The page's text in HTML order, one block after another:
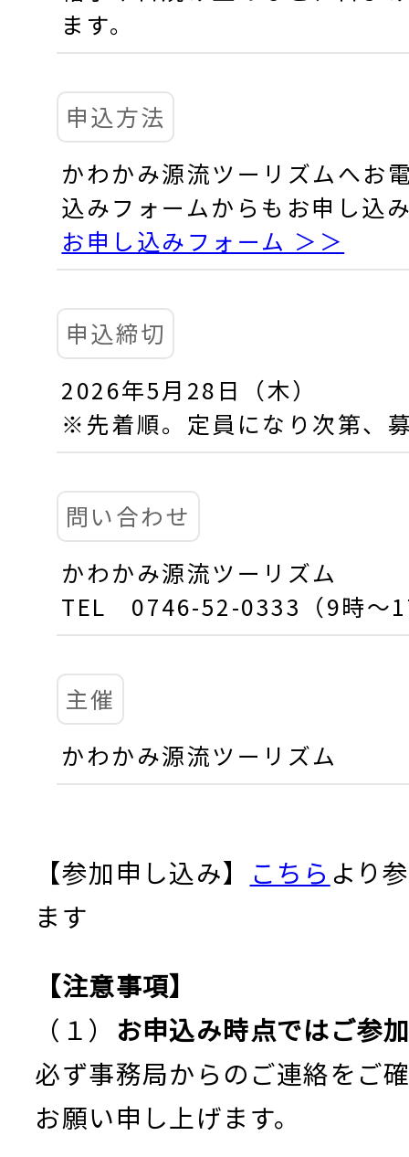
ます。
申込方法
かわかみ源流ツーリズムへお
込みフォームからもお申し込
お申し込みフォーム ＞＞
申込締切
2026年5月28日（木）
※先着順。定員になり次第、
問い合わせ
かわかみ源流ツーリズム
TEL 0746-52-0333（9時～
主催
かわかみ源流ツーリズム
【参加申し込み】 こちら より
ます
【注意事項】
（１） お申込み時点ではご参
必ず事務局からのご連絡をご
お願い申し上げます。